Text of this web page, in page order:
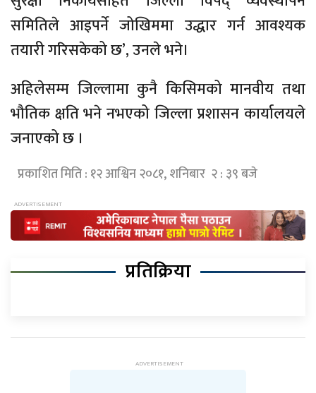
समितिले आइपर्ने जोखिममा उद्धार गर्न आवश्यक
तयारी गरिसकेको छ’, उनले भने।
अहिलेसम्म जिल्लामा कुनै किसिमको मानवीय तथा
भौतिक क्षति भने नभएको जिल्ला प्रशासन कार्यालयले
जनाएको छ ।
प्रकाशित मिति : १२ आश्विन २०८१, शनिबार २ : ३९ बजे
प्रतिक्रिया